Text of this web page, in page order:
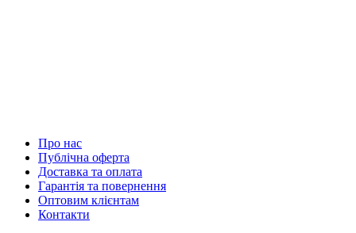
Про нас
Публічна оферта
Доставка та оплата
Гарантія та повернення
Оптовим клієнтам
Контакти